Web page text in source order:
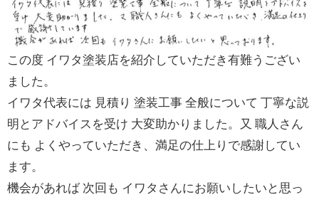
この度 イワタ塗装店を紹介していただき有難うござい
ました。
イワタ代表には 見積り 塗装工事 全般について 丁寧な説
明とアドバイスを受け 大変助かりました。又 職人さん
にも よくやっていただき、満足の仕上りで感謝してい
ます。
機会があれば 次回も イワタさんにお願いしたいと思っ